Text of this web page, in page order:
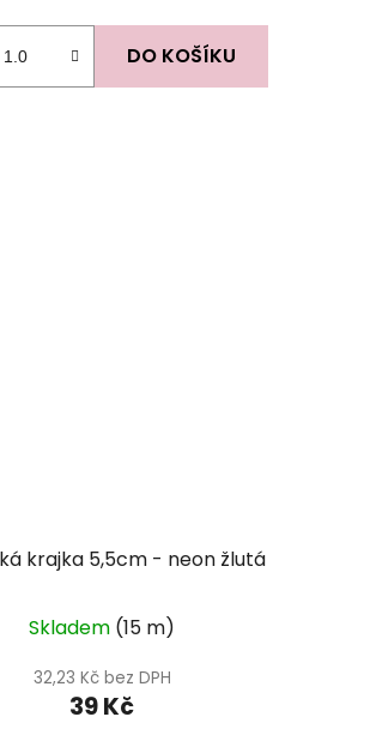
DO KOŠÍKU
krajka 5,5cm - neon žlutá
Skladem (15 m)
32,23 Kč bez DPH
39 Kč